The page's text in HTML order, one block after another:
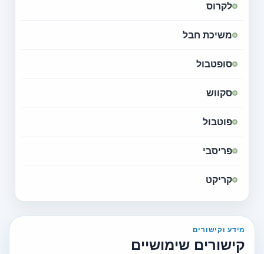
לקרוס
משיכת חבל
סופטבול
סקווש
פוטבול
פריסבי
קריקט
מידע וקישורים
קישורים שימושיים